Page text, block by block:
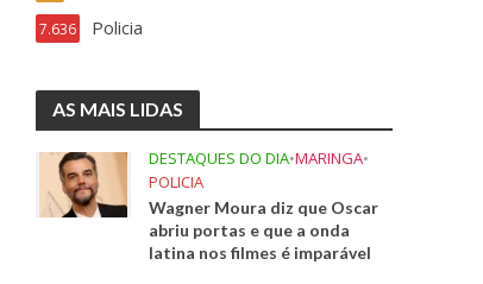
Policia
7.636
AS MAIS LIDAS
DESTAQUES DO DIA•MARINGA•
POLICIA
Wagner Moura diz que Oscar
abriu portas e que a onda
latina nos filmes é imparável